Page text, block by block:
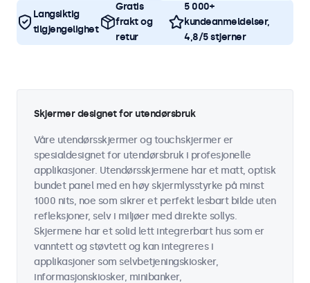
Langsiktig
tilgjengelighet
Gratis
frakt og
retur
5 000+
kundeanmeldelser,
4,8/5 stjerner
Skjermer designet for utendørsbruk
Våre utendørsskjermer og touchskjermer er
spesialdesignet for utendørsbruk i profesjonelle
applikasjoner. Utendørsskjermene har et matt, optisk
bundet panel med en høy skjermlysstyrke på minst
1000 nits, noe som sikrer et perfekt lesbart bilde uten
refleksjoner, selv i miljøer med direkte sollys.
Skjermene har et solid lett integrerbart hus som er
vanntett og støvtett og kan integreres i
applikasjoner som selvbetjeningskiosker,
informasjonskiosker, minibanker,